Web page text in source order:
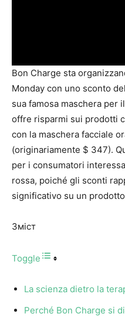
Bon Charge sta
Monday con uno sconto
sua famosa maschera per
offre risparmi sui prodotti
con la maschera facciale
(originariamente $ 347).
per i consumatori
rossa, poiché gli sconti
significativo su un
Зміст
Toggle
La scienza dietro la
Perché Bon Charge si